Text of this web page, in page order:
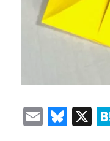
Email X